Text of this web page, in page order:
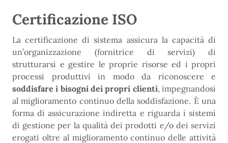
Certificazione ISO
La certificazione di sistema assicura la capacità di
un’organizzazione (fornitrice di servizi) di
strutturarsi e gestire le proprie risorse ed i propri
processi produttivi in modo da riconoscere e
soddisfare i bisogni dei propri clienti, impegnandosi
al miglioramento continuo della soddisfazione. È una
forma di assicurazione indiretta e riguarda i sistemi
di gestione per la qualità dei prodotti e/o dei servizi
erogati oltre al miglioramento continuo delle attività